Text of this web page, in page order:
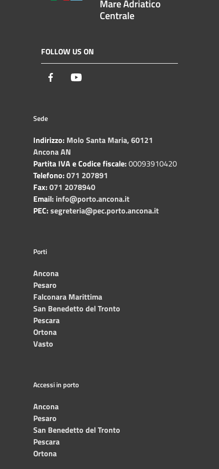
Mare Adriatico
Centrale
FOLLOW US ON
Facebook
Sede
Indirizzo: Molo Santa Maria, 60121
Ancona AN
Partita IVA e Codice fiscale:00093910420
Telefono:071 207891
Fax:071 2078940
Email: info@porto.ancona.it
PEC:segreteria@pec.porto.ancona.it
Porti
Ancona
Pesaro
Falconara Marittima
San Benedetto del Tronto
Pescara
Ortona
Vasto
Accessi in porto
Ancona
Pesaro
San Benedetto del Tronto
Pescara
Ortona